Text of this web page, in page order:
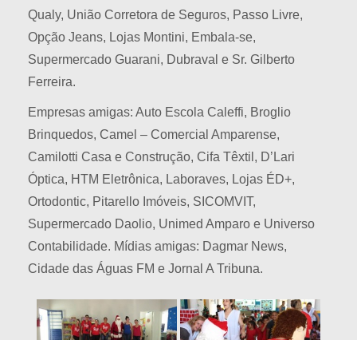
Qualy, União Corretora de Seguros, Passo Livre,
Opção Jeans, Lojas Montini, Embala-se,
Supermercado Guarani, Dubraval e Sr. Gilberto
Ferreira.
Empresas amigas: Auto Escola Caleffi, Broglio
Brinquedos, Camel – Comercial Amparense,
Camilotti Casa e Construção, Cifa Têxtil, D’Lari
Óptica, HTM Eletrônica, Laboraves, Lojas ÉD+,
Ortodontic, Pitarello Imóveis, SICOMVIT,
Supermercado Daolio, Unimed Amparo e Universo
Contabilidade. Mídias amigas: Dagmar News,
Cidade das Águas FM e Jornal A Tribuna.